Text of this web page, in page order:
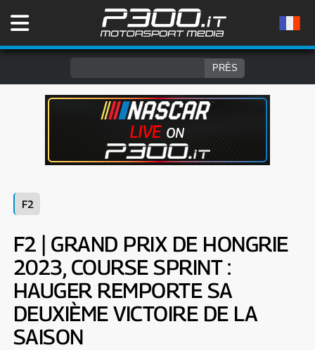
F2
F2 | GRAND PRIX DE HONGRIE
2023, COURSE SPRINT :
HAUGER REMPORTE SA
DEUXIÈME VICTOIRE DE LA
SAISON